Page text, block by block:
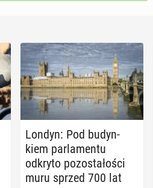
Londyn: Pod bu­dyn­
kiem par­la­men­tu
odkryto po­zo­sta­ło­ści
muru sprzed 700 lat